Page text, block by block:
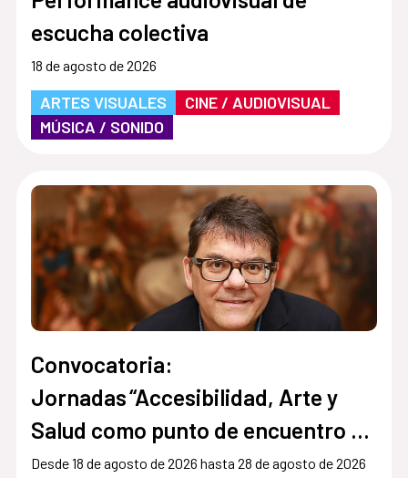
escucha colectiva
18 de agosto de 2026
ARTES VISUALES
CINE / AUDIOVISUAL
MÚSICA / SONIDO
Convocatoria:
Jornadas “Accesibilidad, Arte y
Salud como punto de encuentro y
cultura inclusiva en museos,
Desde 18 de agosto de 2026 hasta 28 de agosto de 2026